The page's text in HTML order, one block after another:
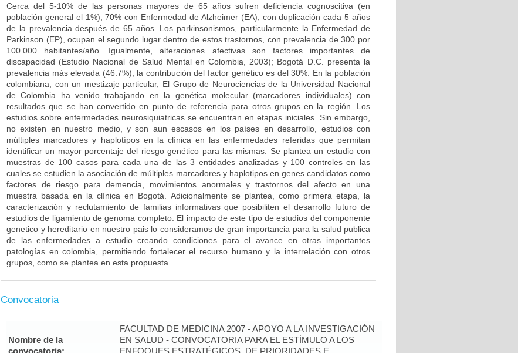
Cerca del 5-10% de las personas mayores de 65 años sufren deficiencia cognoscitiva (en
población general el 1%), 70% con Enfermedad de Alzheimer (EA), con duplicación cada 5 años
de la prevalencia después de 65 años. Los parkinsonismos, particularmente la Enfermedad de
Parkinson (EP), ocupan el segundo lugar dentro de estos trastornos, con prevalencia de 300 por
100.000 habitantes/año. Igualmente, alteraciones afectivas son factores importantes de
discapacidad (Estudio Nacional de Salud Mental en Colombia, 2003); Bogotá D.C. presenta la
prevalencia más elevada (46.7%); la contribución del factor genético es del 30%. En la población
colombiana, con un mestizaje particular, El Grupo de Neurociencias de la Universidad Nacional
de Colombia ha venido trabajando en la genética molecular (marcadores individuales) con
resultados que se han convertido en punto de referencia para otros grupos en la región. Los
estudios sobre enfermedades neurosiquiatricas se encuentran en etapas iniciales. Sin embargo,
no existen en nuestro medio, y son aun escasos en los países en desarrollo, estudios con
múltiples marcadores y haplotípos en la clínica en las enfermedades referidas que permitan
identificar un mayor porcentaje del riesgo genético para las mismas. Se plantea un estudio con
muestras de 100 casos para cada una de las 3 entidades analizadas y 100 controles en las
cuales se estudien la asociación de múltiples marcadores y haplotipos en genes candidatos como
factores de riesgo para demencia, movimientos anormales y trastornos del afecto en una
muestra basada en la clínica en Bogotá. Adicionalmente se plantea, como primera etapa, la
caracterización y reclutamiento de familias informativas que posibiliten el desarrollo futuro de
estudios de ligamiento de genoma completo. El impacto de este tipo de estudios del componente
genetico y hereditario en nuestro pais lo consideramos de gran importancia para la salud publica
de las enfermedades a estudio creando condiciones para el avance en otras importantes
patologías en colombia, permitiendo fortalecer el recurso humano y la interrelación con otros
grupos, como se plantea en esta propuesta.
Convocatoria
Nombre de la
convocatoria:
FACULTAD DE MEDICINA 2007 - APOYO A LA INVESTIGACIÓN
EN SALUD - CONVOCATORIA PARA EL ESTÍMULO A LOS
ENFOQUES ESTRATÉGICOS, DE PRIORIDADES E